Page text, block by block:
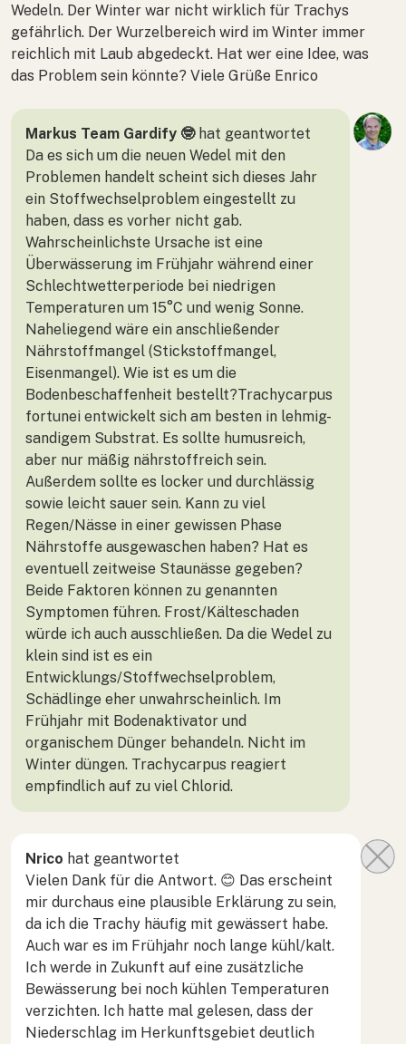
Wedeln. Der Winter war nicht wirklich für Trachys
gefährlich. Der Wurzelbereich wird im Winter immer
reichlich mit Laub abgedeckt. Hat wer eine Idee, was
das Problem sein könnte? Viele Grüße Enrico
Markus Team Gardify 🤓hat geantwortet
Da es sich um die neuen Wedel mit den
Problemen handelt scheint sich dieses Jahr
ein Stoffwechselproblem eingestellt zu
haben, dass es vorher nicht gab.
Wahrscheinlichste Ursache ist eine
Überwässerung im Frühjahr während einer
Schlechtwetterperiode bei niedrigen
Temperaturen um 15°C und wenig Sonne.
Naheliegend wäre ein anschließender
Nährstoffmangel (Stickstoffmangel,
Eisenmangel). Wie ist es um die
Bodenbeschaffenheit bestellt?Trachycarpus
fortunei entwickelt sich am besten in lehmig-
sandigem Substrat. Es sollte humusreich,
aber nur mäßig nährstoffreich sein.
Außerdem sollte es locker und durchlässig
sowie leicht sauer sein. Kann zu viel
Regen/Nässe in einer gewissen Phase
Nährstoffe ausgewaschen haben? Hat es
eventuell zeitweise Staunässe gegeben?
Beide Faktoren können zu genannten
Symptomen führen. Frost/Kälteschaden
würde ich auch ausschließen. Da die Wedel zu
klein sind ist es ein
Entwicklungs/Stoffwechselproblem,
Schädlinge eher unwahrscheinlich. Im
Frühjahr mit Bodenaktivator und
organischem Dünger behandeln. Nicht im
Winter düngen. Trachycarpus reagiert
empfindlich auf zu viel Chlorid.
Nrico hat geantwortet
Vielen Dank für die Antwort. 😊 Das erscheint
mir durchaus eine plausible Erklärung zu sein,
da ich die Trachy häufig mit gewässert habe.
Auch war es im Frühjahr noch lange kühl/kalt.
Ich werde in Zukunft auf eine zusätzliche
Bewässerung bei noch kühlen Temperaturen
verzichten. Ich hatte mal gelesen, dass der
Niederschlag im Herkunftsgebiet deutlich